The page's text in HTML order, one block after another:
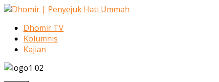
Dhomir TV
Kolumnis
Kajian